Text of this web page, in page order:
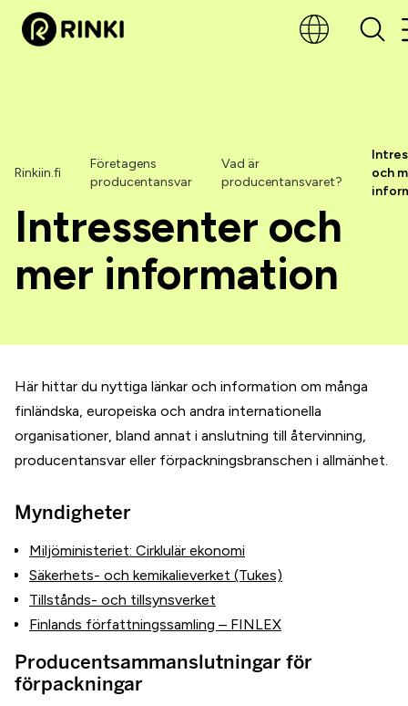
Intressenter och
mer information
Rinkiin.fi
Företagens
producentansvar
Vad är
producentansvaret?
och
Här hittar du nyttiga länkar och information om många
finländska, europeiska och andra internationella
organisationer, bland annat i anslutning till återvinning,
producentansvar eller förpackningsbranschen i allmänhet.
Myndigheter
Miljöministeriet: Cirklulär ekonomi
Säkerhets- och kemikalieverket (Tukes)
Tillstånds- och tillsynsverket
Finlands författningssamling – FINLEX
Producentsammanslutningar för
förpackningar